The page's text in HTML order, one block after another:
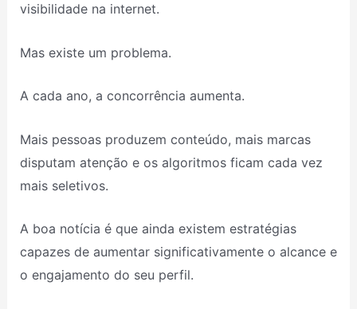
visibilidade na internet.
Mas existe um problema.
A cada ano, a concorrência aumenta.
Mais pessoas produzem conteúdo, mais marcas
disputam atenção e os algoritmos ficam cada vez
mais seletivos.
A boa notícia é que ainda existem estratégias
capazes de aumentar significativamente o alcance e
o engajamento do seu perfil.